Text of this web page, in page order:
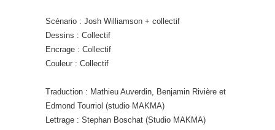
Scénario : Josh Williamson + collectif
Dessins : Collectif
Encrage : Collectif
Couleur : Collectif
Traduction : Mathieu Auverdin, Benjamin Rivière et
Edmond Tourriol (studio MAKMA)
Lettrage : Stephan Boschat (Studio MAKMA)